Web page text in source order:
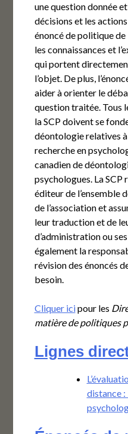
une question donnée
décisions et les
énoncé de politique
les connaissances et
qui portent
l’objet. De plus,
aider à orienter le
question traitée. Tous
la SCP doivent se
déontologie relatives
recherche en
canadien de
psychologues. La SCP
éditeur de l’ensemble
de l’association et
leur traduction et de
d’administration ou
également la
révision des énoncés
besoin.
Cliquer icipour les
matière de politiques
Lignes
distance